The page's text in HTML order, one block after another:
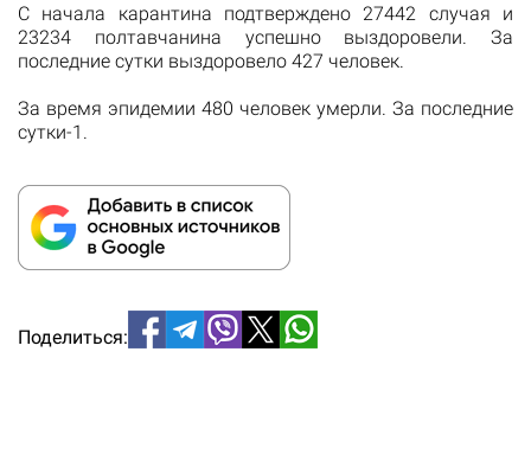
С начала карантина подтверждено 27442 случая и
23234 полтавчанина успешно выздоровели. За
последние сутки выздоровело 427 человек.
За время эпидемии 480 человек умерли. За последние
сутки-1.
Поделиться: